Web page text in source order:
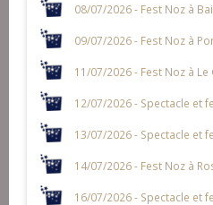
08/07/2026 - Fest Noz à
09/07/2026 - Fest Noz à
11/07/2026 - Fest Noz à Le
12/07/2026 - Spectacle et
13/07/2026 - Spectacle et
14/07/2026 - Fest Noz à
16/07/2026 - Spectacle et